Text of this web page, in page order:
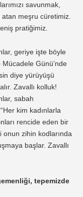
savunmak,
atan meşru cüretimiz.
pratiğimiz.
geriye işte böyle
Mücadele Günü’nde
diye yürüyüşü
Zavallı kolluk!
, sabah
“Her kim kadınlarla
rencide eden bir
onun zihin kodlarında
başlar. Zavallı
i, tepemizde